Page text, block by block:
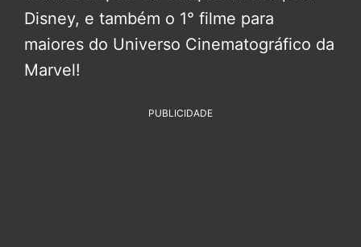
Disney, e também o 1° filme para
maiores do Universo Cinematográfico da
Marvel!
PUBLICIDADE